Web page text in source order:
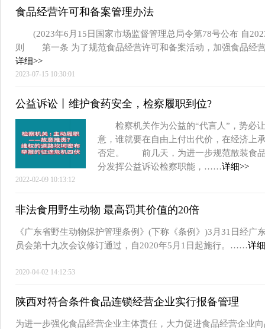
食品经营许可和备案管理办法
(2023年6月15日国家市场监督管理总局令第78号公布 自
则 第一条 为了规范食品经营许可和备案活动，加强食品经
详细>>
2023-07-15 10:30:01
公益诉讼丨维护食药安全，检察履职到位?
检察机关作为公益的“代言人”，势必
意，谁就要在自由上付出代价，在经济上
否定。 前几天，为进一步规范散装食品
分发挥公益诉讼检察职能，……详细>>
2022-02-09 10:13:12
非法食用野生动物 最高罚其价值的20倍
《广东省野生动物保护管理条例》(下称《条例》)3月31日经广
员会第十九次会议修订通过，自2020年5月1日起施行。……详
2020-04-02 14:12:53
陕西对符合条件食品连锁经营企业实行报备管理
为进一步强化食品经营企业主体责任，大力促进食品经营企业